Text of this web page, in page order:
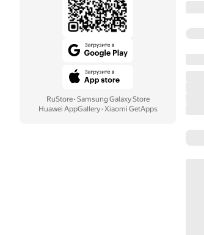
RuStore· Samsung Galaxy Store
Huawei AppGallery· Xiaomi GetApps